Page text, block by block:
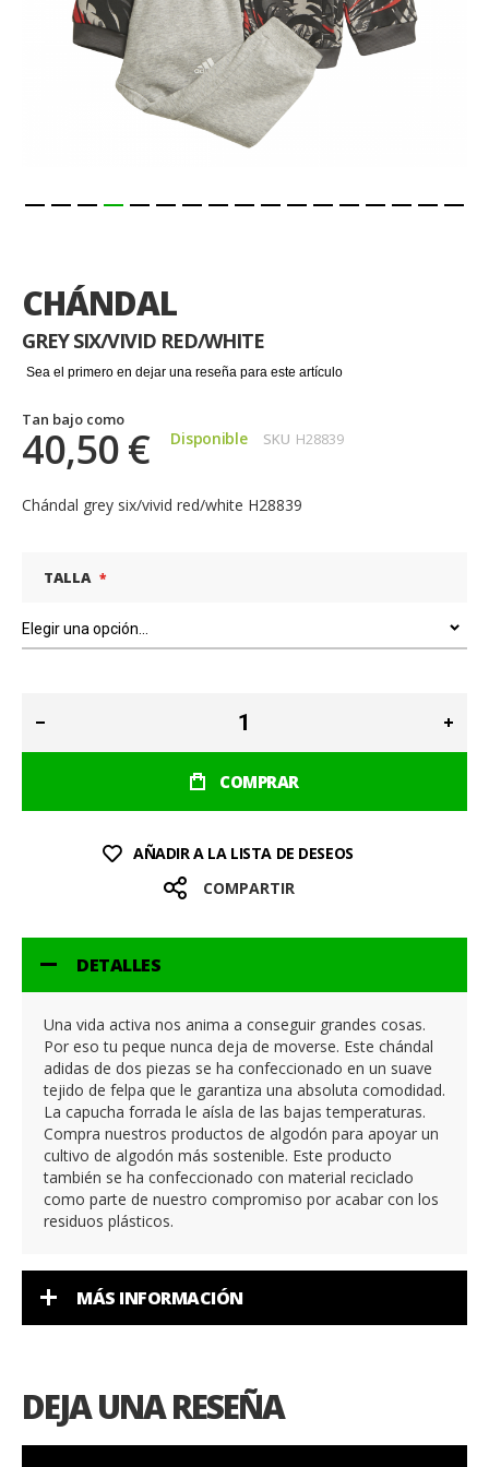
CHÁNDAL
GREY SIX/VIVID RED/WHITE
Sea el primero en dejar una reseña para este artículo
Tan bajo como
40,50 € Disponible SKU H28839
Chándal grey six/vivid red/white H28839
TALLA
COMPRAR
AÑADIR A LA LISTA DE DESEOS
COMPARTIR
de
la
galería
de
imágenes
DETALLES
Una vida activa nos anima a conseguir grandes cosas.
Por eso tu peque nunca deja de moverse. Este chándal
adidas de dos piezas se ha confeccionado en un suave
tejido de felpa que le garantiza una absoluta comodidad.
La capucha forrada le aísla de las bajas temperaturas.
Compra nuestros productos de algodón para apoyar un
cultivo de algodón más sostenible. Este producto
también se ha confeccionado con material reciclado
como parte de nuestro compromiso por acabar con los
residuos plásticos.
MÁS INFORMACIÓN
DEJA UNA RESEÑA